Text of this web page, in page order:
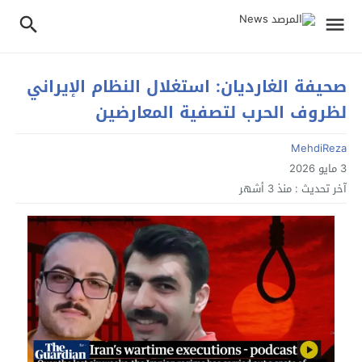
صحيفة الغارديان: استغلال النظام الإيراني
لظروف الحرب لتصفية المعارضين
MehdiReza
3 مايو 2026
آخر تحديث : منذ 3 أشهر